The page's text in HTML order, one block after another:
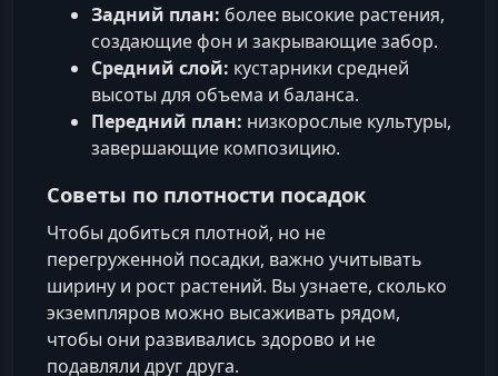
Задний план: более высокие растения,
создающие фон и закрывающие забор.
Средний слой: кустарники средней
высоты для объема и баланса.
Передний план: низкорослые культуры,
завершающие композицию.
Советы по плотности посадок
Чтобы добиться плотной, но не
перегруженной посадки, важно учитывать
ширину и рост растений. Вы узнаете, сколько
экземпляров можно высаживать рядом,
чтобы они развивались здорово и не
подавляли друг друга.